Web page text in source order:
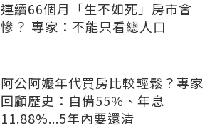
連續66個月「生不如死」房市會
慘？ 專家：不能只看總人口
阿公阿嬤年代買房比較輕鬆？專家
回顧歷史：自備55%、年息
11.88%...5年內要還清